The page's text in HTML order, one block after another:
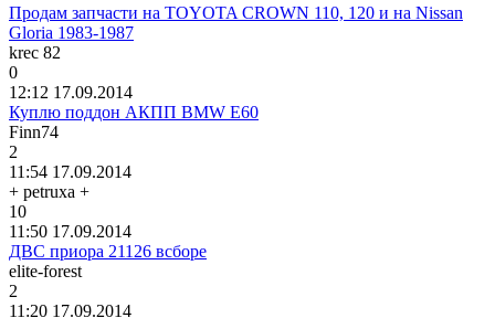
Продам запчасти на TOYOTA CROWN 110, 120 и на Nissan
Gloria 1983-1987
krec 82
0
12:12 17.09.2014
Куплю поддон АКПП BMW E60
Finn74
2
11:54 17.09.2014
+ petruxa +
10
11:50 17.09.2014
ДВС приора 21126 всборе
elite-forest
2
11:20 17.09.2014